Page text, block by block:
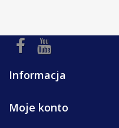
Informacja
Moje konto